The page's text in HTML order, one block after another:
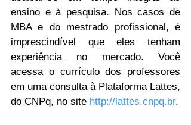
ensino e à pesquisa. Nos casos de
MBA e do mestrado profissional, é
imprescindível que eles tenham
experiência no mercado. Você
acessa o currículo dos professores
em uma consulta à Plataforma Lattes,
do CNPq, no site http://lattes.cnpq.br.